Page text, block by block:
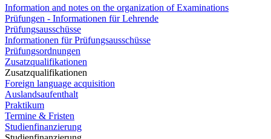
Information and notes on the organization of Examinations
Prüfungen - Informationen für Lehrende
Prüfungsausschüsse
Informationen für Prüfungsausschüsse
Prüfungsordnungen
Zusatzqualifikationen
Zusatzqualifikationen
Foreign language acquisition
Auslandsaufenthalt
Praktikum
Termine & Fristen
Studienfinanzierung